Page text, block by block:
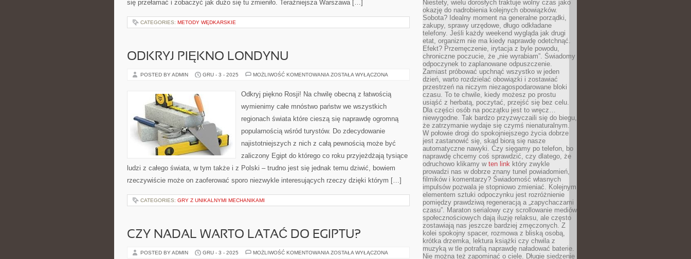
się przełamać i zobaczyć jak dużo się tu zmieniło. Teraźniejsza Warszawa […]
CATEGORIES: METODY WĘDKARSKIE
ODKRYJ PIĘKNO LONDYNU
POSTED BY ADMIN GRU - 3 - 2025 MOŻLIWOŚĆ KOMENTOWANIA ODKRYJ
ZOSTAŁA WYŁĄCZONA
Odkryj piękno Rosji! Na chwilę obecną z łatwością
wymienimy całe mnóstwo państw we wszystkich
regionach świata które cieszą się naprawdę ogromną
popularnością wśród turystów. Do zdecydowanie
najistotniejszych z nich z całą pewnością może być
zaliczony Egipt do którego co roku przyjeżdżają tysiące
ludzi z całego świata, w tym także i z Polski – trudno jest się jednak temu dziwić, bowiem
rzeczywiście może on zaoferować sporo niezwykle interesujących rzeczy dzięki którym […]
CATEGORIES: GRY Z UNIKALNYMI MECHANIKAMI
CZY NADAL WARTO LATAĆ DO EGIPTU?
POSTED BY ADMIN GRU - 3 - 2025 MOŻLIWOŚĆ KOMENTOWANIA CZY
ZOSTAŁA WYŁĄCZONA
Niestety, wielu dorosłych traktuje wolny czas jako
okazję do nadrobienia kolejnych obowiązków.
Sobota? Idealny moment na generalne porządki,
zakupy, sprawy urzędowe, długo odkładane
telefony. Jeśli każdy weekend wygląda jak drugi
etat, organizm nie ma kiedy naprawdę odetchnąć.
Efekt? Przemęczenie, irytacja z byle powodu,
chroniczne poczucie, że „nie wyrabiam”. Świadomy
odpoczynek to zaplanowane odpuszczenie.
Zamiast próbować upchnąć wszystko w jeden
dzień, warto rozdzielać obowiązki i zostawiać
przestrzeń na niczym niezagospodarowane bloki
czasu. To te chwile, kiedy możesz po prostu
usiąść z herbatą, poczytać, przejść się bez celu.
Dla części osób na początku jest to wręcz…
niewygodne. Tak bardzo przyzwyczaili się do biegu,
że zatrzymanie wydaje się czymś nienaturalnym.
W połowie drogi do spokojniejszego życia dobrze
jest zastanowić się, skąd biorą się nasze
automatyczne nawyki. Czy sięgamy po telefon, bo
naprawdę chcemy coś sprawdzić, czy dlatego, że
odruchowo klikamy w ten link który zwykle
prowadzi nas w dobrze znany tunel powiadomień,
filmików i komentarzy? Świadomość własnych
impulsów pozwala je stopniowo zmieniać. Kolejnym
elementem sztuki odpoczynku jest rozróżnienie
pomiędzy prawdziwą regeneracją a „zapychaczami
czasu”. Maraton serialowy czy scrollowanie mediów
społecznościowych dają iluzję relaksu, ale często
zostawiają nas jeszcze bardziej zmęczonych. Z
kolei spokojny spacer, rozmowa z bliską osobą,
krótka drzemka, lektura książki czy chwila z
muzyką w tle potrafią naprawdę naładować baterie.
Nie można też zapominać o ciele. Długie siedzenie